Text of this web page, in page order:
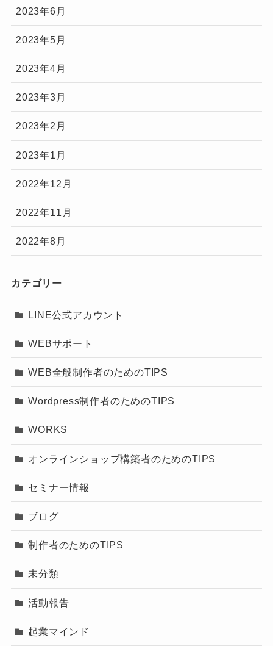
2023年6月
2023年5月
2023年4月
2023年3月
2023年2月
2023年1月
2022年12月
2022年11月
2022年8月
カテゴリー
LINE公式アカウント
WEBサポート
WEB全般制作者のためのTIPS
Wordpress制作者のためのTIPS
WORKS
オンラインショップ構築者のためのTIPS
セミナー情報
ブログ
制作者のためのTIPS
未分類
活動報告
起業マインド